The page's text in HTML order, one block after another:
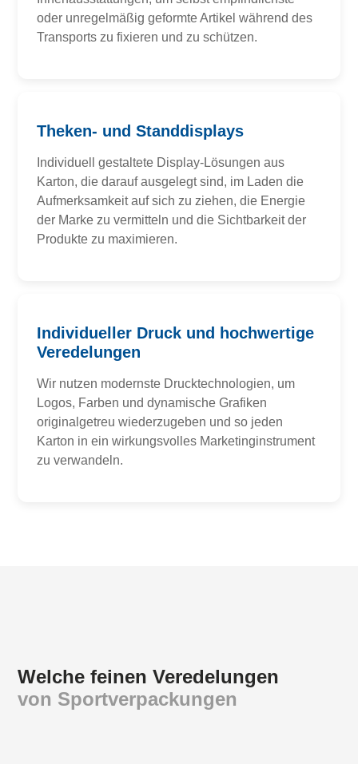
oder unregelmäßig geformte Artikel während des
Transports zu fixieren und zu schützen.
Theken- und Standdisplays
Individuell gestaltete Display-Lösungen aus
Karton, die darauf ausgelegt sind, im Laden die
Aufmerksamkeit auf sich zu ziehen, die Energie
der Marke zu vermitteln und die Sichtbarkeit der
Produkte zu maximieren.
Individueller Druck und hochwertige
Veredelungen
Wir nutzen modernste Drucktechnologien, um
Logos, Farben und dynamische Grafiken
originalgetreu wiederzugeben und so jeden
Karton in ein wirkungsvolles Marketinginstrument
zu verwandeln.
Welche feinen Veredelungen
von Sportverpackungen